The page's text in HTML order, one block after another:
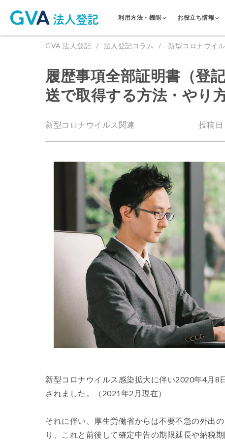
利用方法・機能 お役立ち情報
GVA 法人登記 法人登記コラム 新型コロナウイ
履歴事項全部証明書（登
送で取得する方法・やり
新型コロナウイルス関連 投稿
新型コロナウイルス感染拡大に伴い2020年4月
されました。（2021年2月現在）
それに伴い、厚生労働省からは不要不急の外出
り、これと前後して確定申告の期限延長や納税